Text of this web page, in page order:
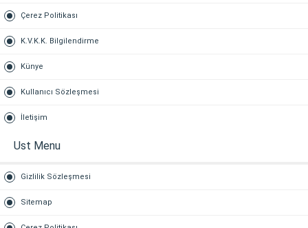
Çerez Politikası
K.V.K.K. Bilgilendirme
Künye
Kullanıcı Sözleşmesi
İletişim
Ust Menu
Gizlilik Sözleşmesi
Sitemap